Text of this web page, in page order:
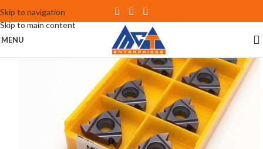
Skip to navigation
Skip to main content
MENU